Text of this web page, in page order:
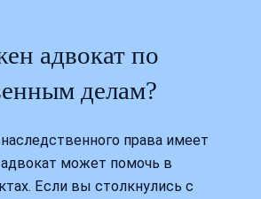
адвокат по
делам?
права имеет
может помочь в
Если вы столкнулись с